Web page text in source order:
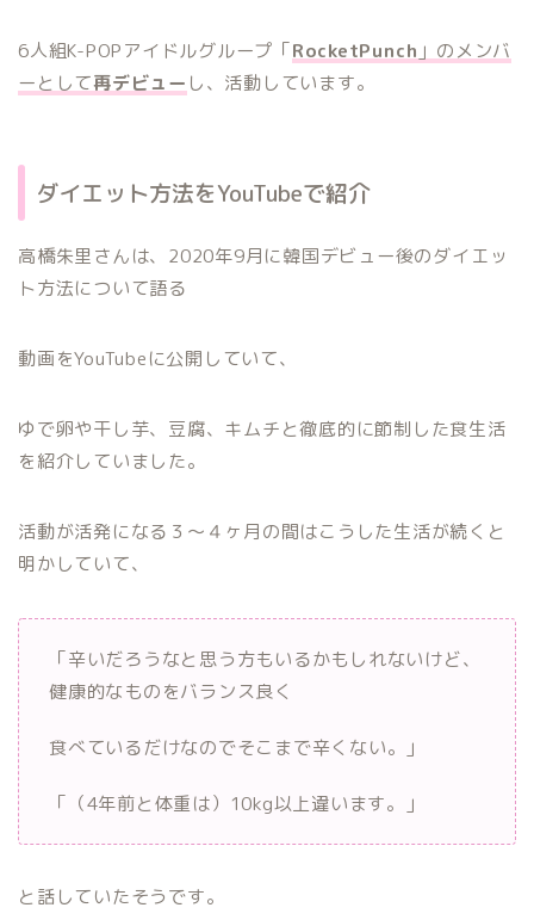
6人組K-POPアイドルグループ「RocketPunch 」 のメンバ
ーとして再デビュー し、活動しています。
ダイエット方法をYouTubeで紹介
高橋朱里さんは、2020年9月に韓国デビュー後のダイエッ
ト方法について語る
動画をYouTubeに公開していて、
ゆで卵や干し芋、豆腐、キムチと徹底的に節制した食生活
を紹介していました。
活動が活発になる３〜４ヶ月の間はこうした生活が続くと
明かしていて、
「辛いだろうなと思う方もいるかもしれないけど、
健康的なものをバランス良く
食べているだけなのでそこまで辛くない。」
「（4年前と体重は）10kg以上違います。」
と話していたそうです。